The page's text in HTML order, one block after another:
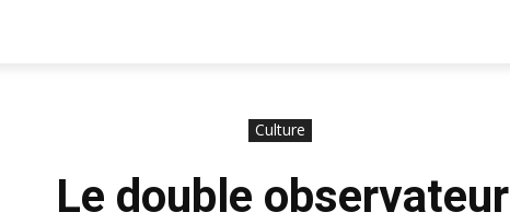
Culture
Le double observateur